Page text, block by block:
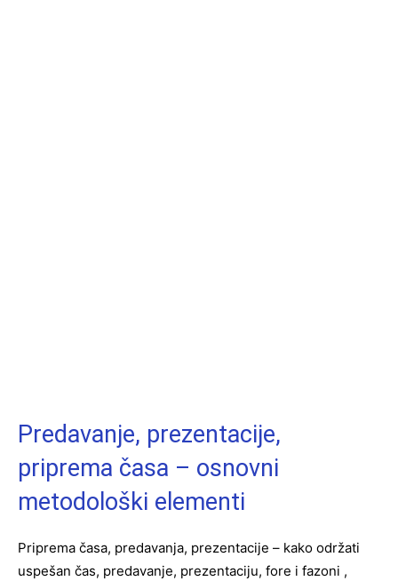
Predavanje, prezentacije,
priprema časa – osnovni
metodološki elementi
Priprema časa, predavanja, prezentacije – kako održati
uspešan čas, predavanje, prezentaciju, fore i fazoni ,